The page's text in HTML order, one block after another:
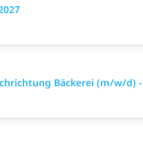
Bäckerei (m/w/d) -